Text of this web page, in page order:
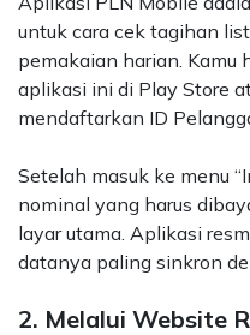
untuk cara cek tagihan
pemakaian harian. Kamu
aplikasi ini di Play Store
mendaftarkan ID
Setelah masuk ke menu
nominal yang harus
layar utama. Aplikasi
datanya paling sinkron
2. Melalui Website